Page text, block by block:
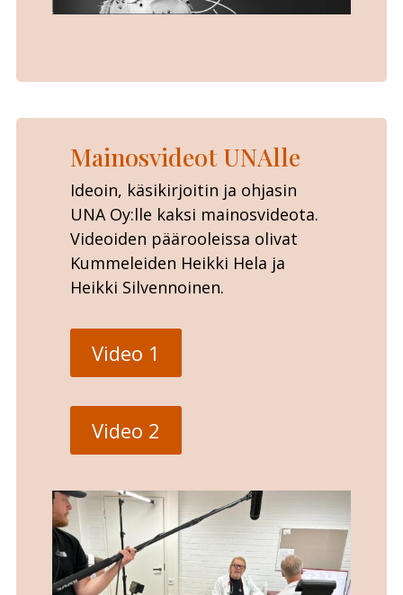
Mainosvideot UNAlle
Ideoin, käsikirjoitin ja ohjasin
UNA Oy:lle kaksi mainosvideota.
Videoiden päärooleissa olivat
Kummeleiden Heikki Hela ja
Heikki Silvennoinen.
Video 1
Video 2